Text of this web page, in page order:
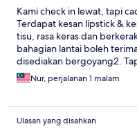
Kami check in lewat, tapi
Terdapat kesan lipstick &
tisu, rasa keras dan
bahagian lantai boleh
disediakan bergoyang2.
Disediakan air panas &
sekeliling hotel. Parking
Nur, perjalanan 1 malam
Ulasan yang disahkan